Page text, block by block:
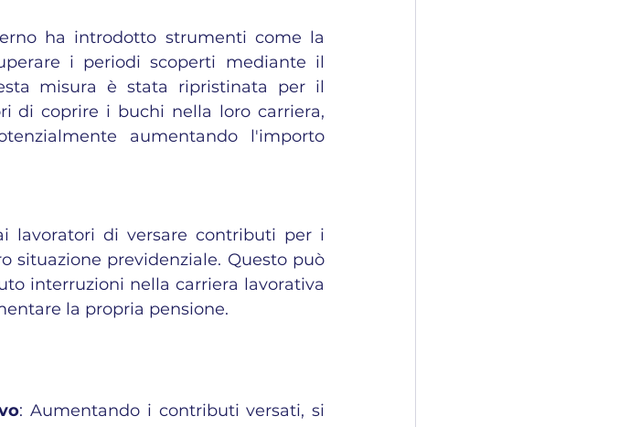
i periodi scoperti mediante il
misura è stata ripristinata per il
di coprire i buchi nella loro carriera,
aumentando l'importo
lavoratori di versare contributi per i
situazione previdenziale. Questo può
interruzioni nella carriera lavorativa
la propria pensione.
: Aumentando i contributi versati, si